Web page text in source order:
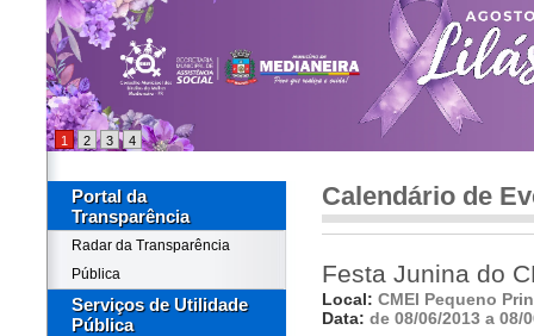
1 2 3 4
Portal da
Transparência
Radar da Transparência
Pública
Serviços de Utilidade
Pública
Calendário de
Festa Junina do
Local: CMEI Pequeno
Data: de 08/06/2013 a 08/